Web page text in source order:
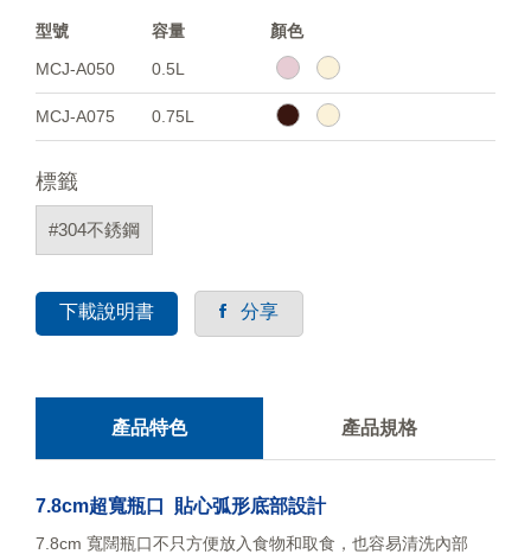
型號 容量
顏色
MCJ-A050
0.5L
MCJ-A075 0.75L
標籤
#304不銹鋼
下載說明書 分享
產品特色 產品規格
7.8cm超寬瓶口 貼心弧形底部設計
7.8cm 寬闊瓶口不只方便放入食物和取食，也容易清洗內部